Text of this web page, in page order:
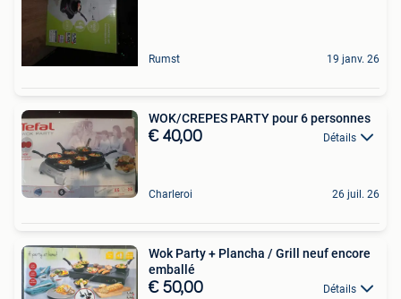
Rumst 19 janv. 26
WOK/CREPES PARTY pour 6 personnes
€ 40,00 Détails
Charleroi 26 juil. 26
Wok Party + Plancha / Grill neuf encore
emballé
€ 50,00 Détails